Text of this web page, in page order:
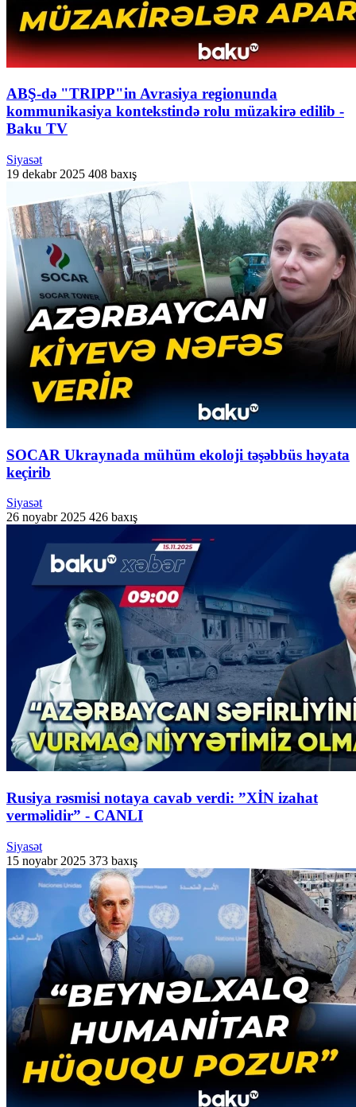
ABŞ-də "TRIPP"in Avrasiya regionunda
kommunikasiya kontekstində rolu müzakirə edilib -
Baku TV
Siyasət
19 dekabr 2025 408 baxış
SOCAR Ukraynada mühüm ekoloji təşəbbüs həyata
keçirib
Siyasət
26 noyabr 2025 426 baxış
Rusiya rəsmisi notaya cavab verdi: ”XİN izahat
verməlidir” - CANLI
Siyasət
15 noyabr 2025 373 baxış